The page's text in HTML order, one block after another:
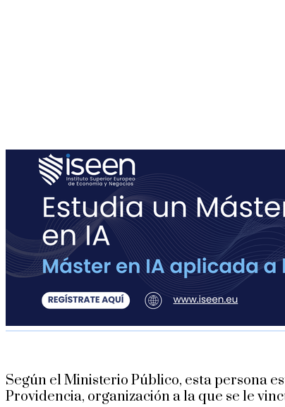
Según el Ministerio Público, esta persona
Providencia, organización a la que se le